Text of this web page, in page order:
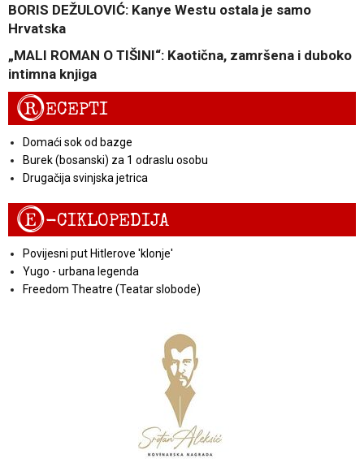
BORIS DEŽULOVIĆ: Kanye Westu ostala je samo
Hrvatska
„MALI ROMAN O TIŠINI“: Kaotična, zamršena i duboko
intimna knjiga
RECEPTI
Domaći sok od bazge
Burek (bosanski) za 1 odraslu osobu
Drugačija svinjska jetrica
E-CIKLOPEDIJA
Povijesni put Hitlerove 'klonje'
Yugo - urbana legenda
Freedom Theatre (Teatar slobode)